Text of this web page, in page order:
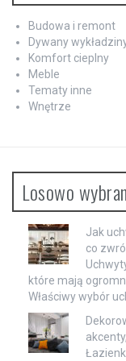
Budowa i remont
Dywany
Komfort cieplny
Meble
Tematy inne
Wnętrze
Losowo
Jak
co
które mają
Właściwy wybór